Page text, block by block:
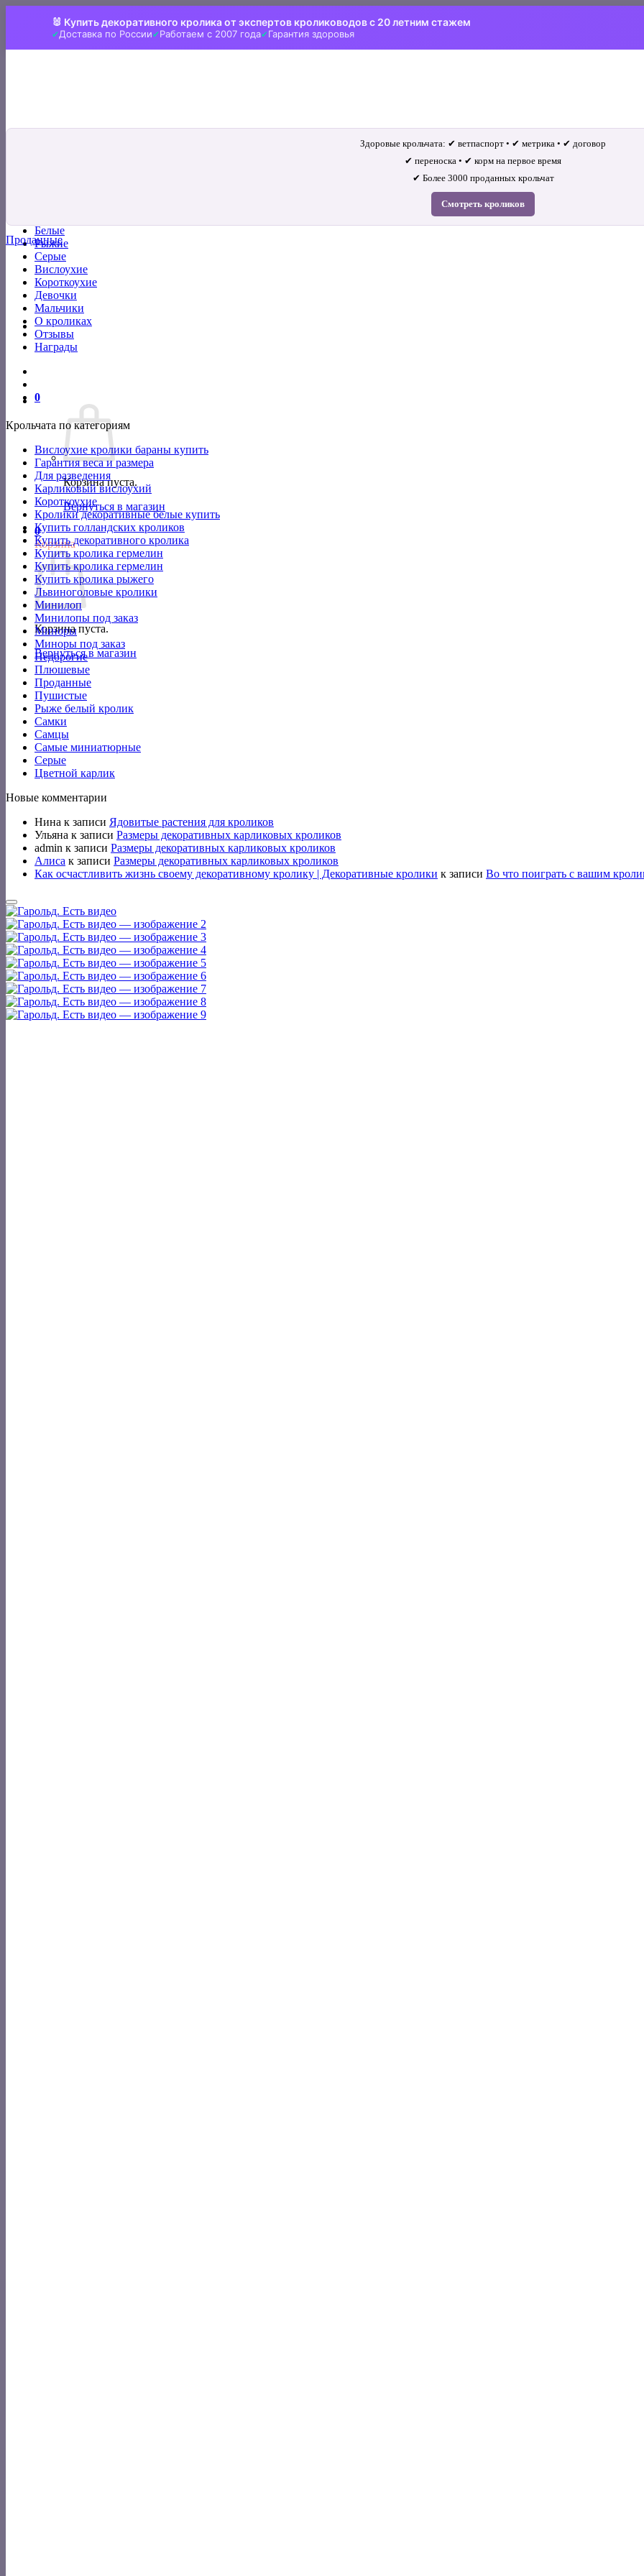
🐰 Купить декоративного кролика от экспертов кролиководов с 20 летним стажем
Доставка по России Работаем с 2007 года Гарантия здоровья
Белые
Рыжие
Серые
Вислоухие
Короткоухие
Девочки
Мальчики
О кроликах
Отзывы
Награды
0
Корзина пуста.
Вернуться в магазин
0
Корзина
Корзина пуста.
Вернуться в магазин
Здоровые крольчата: ✔ ветпаспорт • ✔ метрика • ✔ договор
✔ переноска • ✔ корм на первое время
✔ Более 3000 проданных крольчат
Смотреть кроликов
Проданные
Крольчата по категориям
Вислоухие кролики бараны купить
Гарантия веса и размера
Для разведения
Карликовый вислоухий
Короткоухие
Кролики декоративные белые купить
Купить голландских кроликов
Купить декоративного кролика
Купить кролика гермелин
Купить кролика гермелин
Купить кролика рыжего
Львиноголовые кролики
Минилоп
Минилопы под заказ
Миноры
Миноры под заказ
Недорогие
Плюшевые
Проданные
Пушистые
Рыже белый кролик
Самки
Самцы
Самые миниатюрные
Серые
Цветной карлик
Новые комментарии
Нина к записи Ядовитые растения для кроликов
Ульяна к записи Размеры декоративных карликовых кроликов
admin к записи Размеры декоративных карликовых кроликов
Алиса к записи Размеры декоративных карликовых кроликов
Как осчастливить жизнь своему декоративному кролику | Декоративные кролики к записи Во что поиграть с вашим